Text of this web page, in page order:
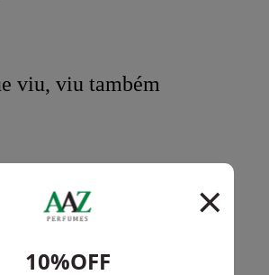
viu, viu também